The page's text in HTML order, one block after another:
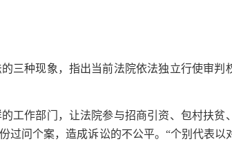
三种现象，指出当前法院依法独立行使审判
工作部门，让法院参与招商引资、包村扶贫
问个案，造成诉讼的不公平。“个别代表以